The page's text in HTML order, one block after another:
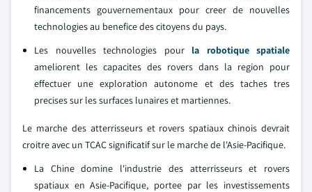
financements gouvernementaux pour creer de nouvelles
technologies au benefice des citoyens du pays.
Les nouvelles technologies pour la robotique spatiale
ameliorent les capacites des rovers dans la region pour
effectuer une exploration autonome et des taches tres
precises sur les surfaces lunaires et martiennes.
Le marche des atterrisseurs et rovers spatiaux chinois devrait
croitre avec un TCAC significatif sur le marche de l'Asie-Pacifique.
La Chine domine l'industrie des atterrisseurs et rovers
spatiaux en Asie-Pacifique, portee par les investissements